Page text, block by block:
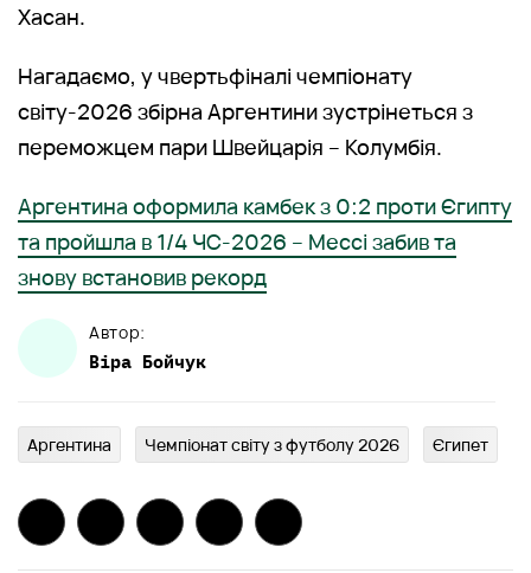
Хасан.
Нагадаємо, у чвертьфіналі чемпіонату
світу-2026 збірна Аргентини зустрінеться з
переможцем пари Швейцарія – Колумбія.
Аргентина оформила камбек з 0:2 проти Єгипту
та пройшла в 1/4 ЧС-2026 – Мессі забив та
знову встановив рекорд
Автор:
Віра Бойчук
Аргентина Чемпіонат світу з футболу 2026 Єгипет